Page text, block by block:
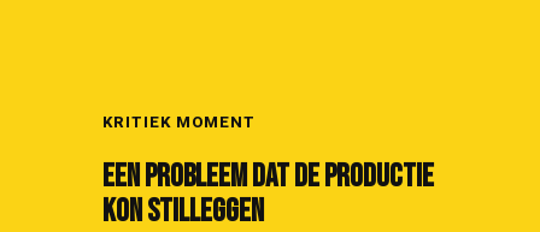
KRITIEK MOMENT
EEN PROBLEEM DAT DE PRODUCTIE
KON STILLEGGEN